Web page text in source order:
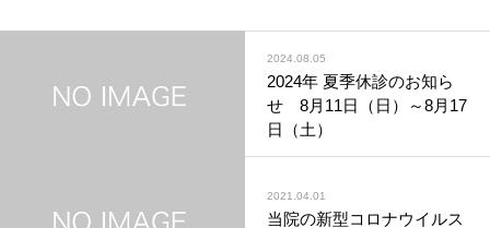
2024.08.05
2024年 夏季休診のお知ら
せ 8月11日（日）～8月17
日（土）
2021.04.01
当院の新型コロナウイルス